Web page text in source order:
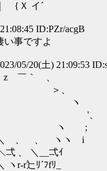
l ｜ {Ｘ イ´ ＼
ID:PZr/acgB
い事ですよ
05/20(土) 21:09:53
、
、
ヽ ;
ヽヽ i
いやあ、やる
ﾘ´ﾌfﾘ_